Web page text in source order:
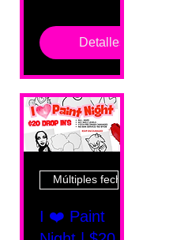
Detalles
Múltiples fechas
I ❤️ Paint